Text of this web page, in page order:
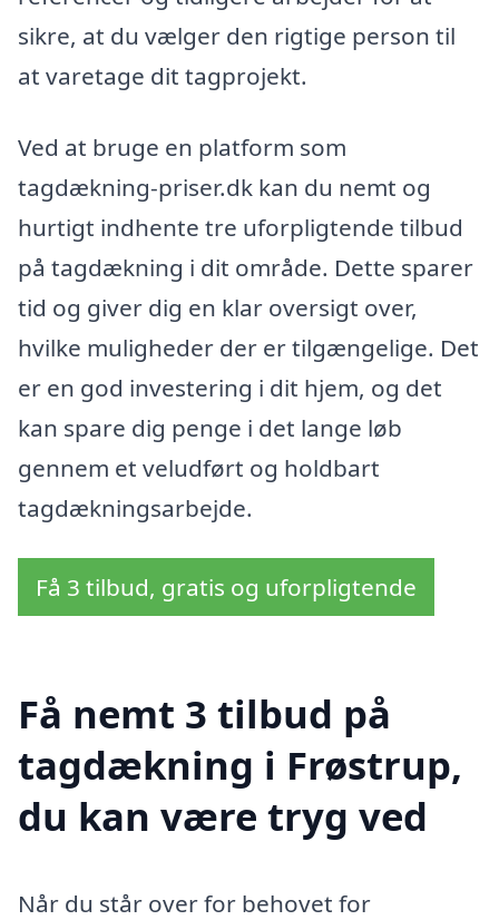
sikre, at du vælger den rigtige person til
at varetage dit tagprojekt.
Ved at bruge en platform som
tagdækning-priser.dk kan du nemt og
hurtigt indhente tre uforpligtende tilbud
på tagdækning i dit område. Dette sparer
tid og giver dig en klar oversigt over,
hvilke muligheder der er tilgængelige. Det
er en god investering i dit hjem, og det
kan spare dig penge i det lange løb
gennem et veludført og holdbart
tagdækningsarbejde.
Få 3 tilbud, gratis og uforpligtende
Få nemt 3 tilbud på
tagdækning i Frøstrup,
du kan være tryg ved
Når du står over for behovet for